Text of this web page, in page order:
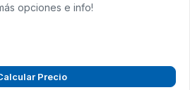
opciones e info!
Precio